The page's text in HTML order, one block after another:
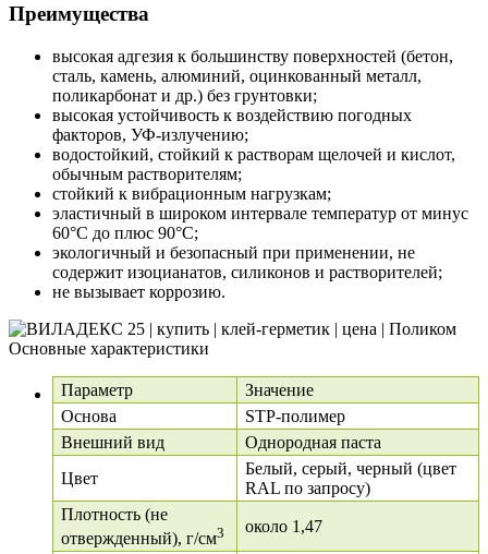
Преимущества
высокая адгезия к большинству поверхностей (бетон,
сталь, камень, алюминий, оцинкованный металл,
поликарбонат и др.) без грунтовки;
высокая устойчивость к воздействию погодных
факторов, УФ-излучению;
водостойкий, стойкий к растворам щелочей и кислот,
обычным растворителям;
стойкий к вибрационным нагрузкам;
эластичный в широком интервале температур от минус
60°С до плюс 90°С;
экологичный и безопасный при применении, не
содержит изоцианатов, силиконов и растворителей;
не вызывает коррозию.
Основные характеристики
Параметр
Значение
Основа
STP-полимер
Внешний вид
Однородная паста
Цвет
Белый, серый, черный (цвет
RAL по запросу)
Плотность (не
отвержденный), г/см3 около 1,47